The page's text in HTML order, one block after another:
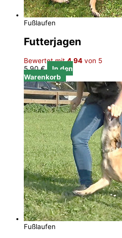
Fußlaufen
Futterjagen
Bewertet mit4.94 von 5
5,90€
In den
Warenkorb
Fußlaufen